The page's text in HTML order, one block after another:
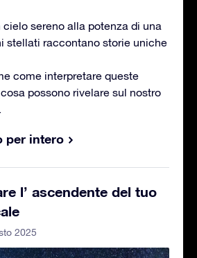
sereno alla potenza di una
stellati raccontano storie uniche
come interpretare queste
possono rivelare sul nostro
per intero
l’ ascendente del tuo
2025